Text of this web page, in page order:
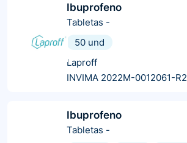
Ibuprofeno
Tabletas -
50 und
Laproff
INVIMA 2022M-0012061-R2
Ibuprofeno
Tabletas -